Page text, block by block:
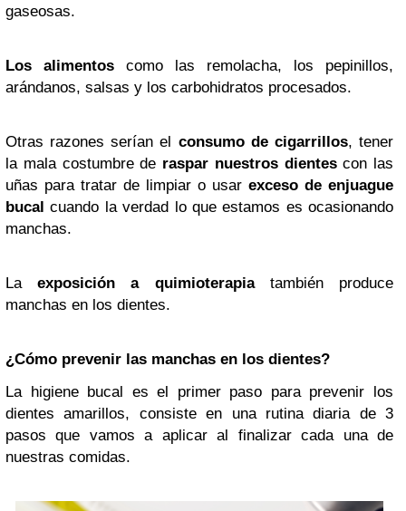
gaseosas.
Los alimentos como las remolacha, los pepinillos,
arándanos, salsas y los carbohidratos procesados.
Otras razones serían el consumo de cigarrillos, tener
la mala costumbre de raspar nuestros dientescon las
uñas para tratar de limpiar o usar exceso de enjuague
bucalcuando la verdad lo que estamos es ocasionando
manchas.
Laexposición a quimioterapiatambién produce
manchas en los dientes.
¿Cómo prevenir las manchas en los dientes?
La higiene bucal es el primer paso para prevenir los
dientes amarillos, consiste en una rutina diaria de 3
pasos que vamos a aplicar al finalizar cada una de
nuestras comidas.